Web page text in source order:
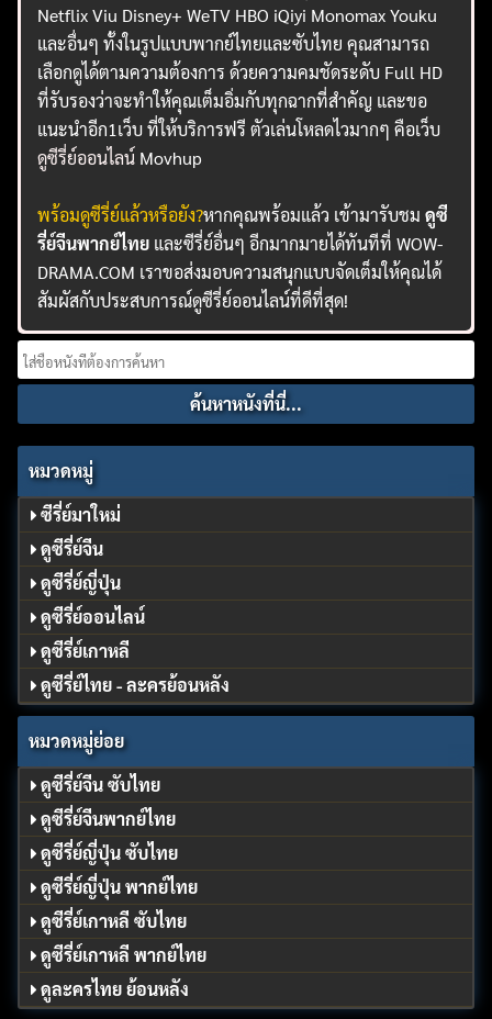
Netflix Viu Disney+ WeTV HBO iQiyi Monomax Youku
และอื่นๆ ทั้งในรูปแบบพากย์ไทยและซับไทย คุณสามารถ
เลือกดูได้ตามความต้องการ ด้วยความคมชัดระดับ Full HD
ที่รับรองว่าจะทำให้คุณเต็มอิ่มกับทุกฉากที่สำคัญ และขอ
แนะนำอีก1เว็บ ที่ให้บริการฟรี ตัวเล่นโหลดไวมากๆ คือเว็บ
ดูซีรี่ย์ออนไลน์ Movhup
พร้อมดูซีรี่ย์แล้วหรือยัง?หากคุณพร้อมแล้ว เข้ามารับชมดูซี
รี่ย์จีนพากย์ไทย และซีรี่ย์อื่นๆ อีกมากมายได้ทันทีที่ WOW-
DRAMA.COM เราขอส่งมอบความสนุกแบบจัดเต็มให้คุณได้
สัมผัสกับประสบการณ์ดูซีรี่ย์ออนไลน์ที่ดีที่สุด!
Search
for:
หมวดหมู่
ซีรี่ย์มาใหม่
ดูซีรี่ย์จีน
ดูซีรี่ย์ญี่ปุ่น
ดูซีรี่ย์ออนไลน์
ดูซีรี่ย์เกาหลี
ดูซีรี่ย์ไทย - ละครย้อนหลัง
หมวดหมู่ย่อย
ดูซีรี่ย์จีน ซับไทย
ดูซีรี่ย์จีนพากย์ไทย
ดูซีรี่ย์ญี่ปุ่น ซับไทย
ดูซีรี่ย์ญี่ปุ่น พากย์ไทย
ดูซีรี่ย์เกาหลี ซับไทย
ดูซีรี่ย์เกาหลี พากย์ไทย
ดูละครไทย ย้อนหลัง